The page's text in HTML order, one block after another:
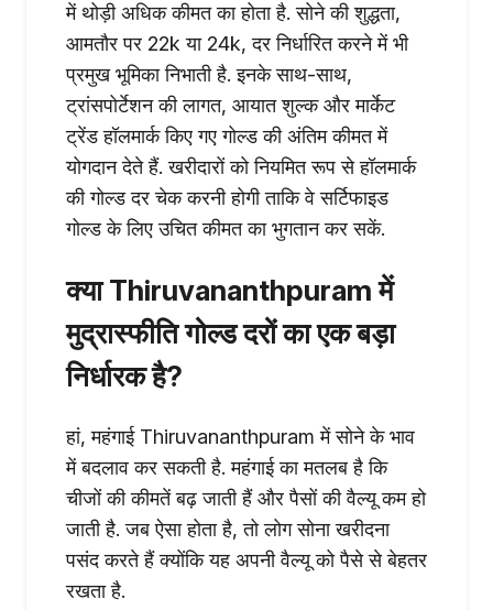
में थोड़ी अधिक कीमत का होता है. सोने की शुद्धता,
आमतौर पर 22k या 24k, दर निर्धारित करने में भी
प्रमुख भूमिका निभाती है. इनके साथ-साथ,
ट्रांसपोर्टेशन की लागत, आयात शुल्क और मार्केट
ट्रेंड हॉलमार्क किए गए गोल्ड की अंतिम कीमत में
योगदान देते हैं. खरीदारों को नियमित रूप से हॉलमार्क
की गोल्ड दर चेक करनी होगी ताकि वे सर्टिफाइड
गोल्ड के लिए उचित कीमत का भुगतान कर सकें.
क्या Thiruvananthpuram में
मुद्रास्फीति गोल्ड दरों का एक बड़ा
निर्धारक है?
हां, महंगाई Thiruvananthpuram में सोने के भाव
में बदलाव कर सकती है. महंगाई का मतलब है कि
चीजों की कीमतें बढ़ जाती हैं और पैसों की वैल्यू कम हो
जाती है. जब ऐसा होता है, तो लोग सोना खरीदना
पसंद करते हैं क्योंकि यह अपनी वैल्यू को पैसे से बेहतर
रखता है.